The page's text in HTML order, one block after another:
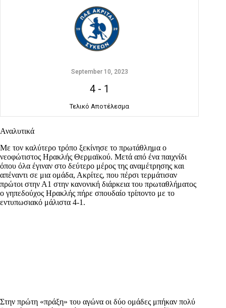
September 10, 2023
4- 1
Τελικό Αποτέλεσμα
Αναλυτικά
Με τον καλύτερο τρόπο ξεκίνησε το πρωτάθλημα ο
νεοφώτιστος Ηρακλής Θερμαϊκού. Μετά από ένα παιχνίδι
όπου όλα έγιναν στο δεύτερο μέρος της αναμέτρησης και
απέναντι σε μια ομάδα, Ακρίτες, που πέρσι τερμάτισαν
πρώτοι στην Α1 στην κανονική διάρκεια του πρωταθλήματος
ο γηπεδούχος Ηρακλής πήρε σπουδαίο τρίποντο με το
εντυπωσιακό μάλιστα 4-1.
Στην πρώτη «πράξη» του αγώνα οι δύο ομάδες μπήκαν πολύ